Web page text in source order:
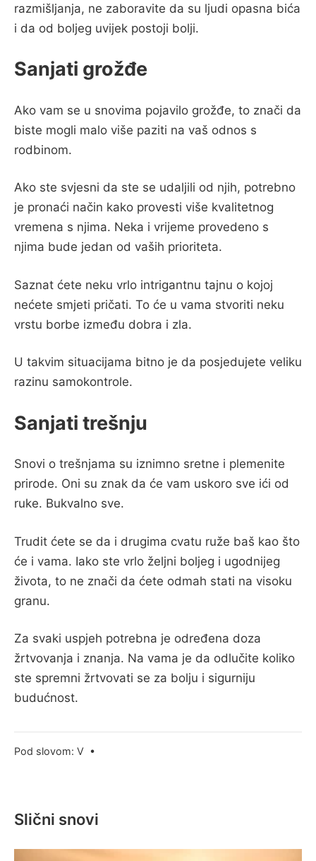
razmišljanja, ne zaboravite da su ljudi opasna bića
i da od boljeg uvijek postoji bolji.
Sanjati grožđe
Ako vam se u snovima pojavilo grožđe, to znači da
biste mogli malo više paziti na vaš odnos s
rodbinom.
Ako ste svjesni da ste se udaljili od njih, potrebno
je pronaći način kako provesti više kvalitetnog
vremena s njima. Neka i vrijeme provedeno s
njima bude jedan od vaših prioriteta.
Saznat ćete neku vrlo intrigantnu tajnu o kojoj
nećete smjeti pričati. To će u vama stvoriti neku
vrstu borbe između dobra i zla.
U takvim situacijama bitno je da posjedujete veliku
razinu samokontrole.
Sanjati trešnju
Snovi o trešnjama su iznimno sretne i plemenite
prirode. Oni su znak da će vam uskoro sve ići od
ruke. Bukvalno sve.
Trudit ćete se da i drugima cvatu ruže baš kao što
će i vama. Iako ste vrlo željni boljeg i ugodnijeg
života, to ne znači da ćete odmah stati na visoku
granu.
Za svaki uspjeh potrebna je određena doza
žrtvovanja i znanja. Na vama je da odlučite koliko
ste spremni žrtvovati se za bolju i sigurniju
budućnost.
Pod slovom: V •
Slični snovi